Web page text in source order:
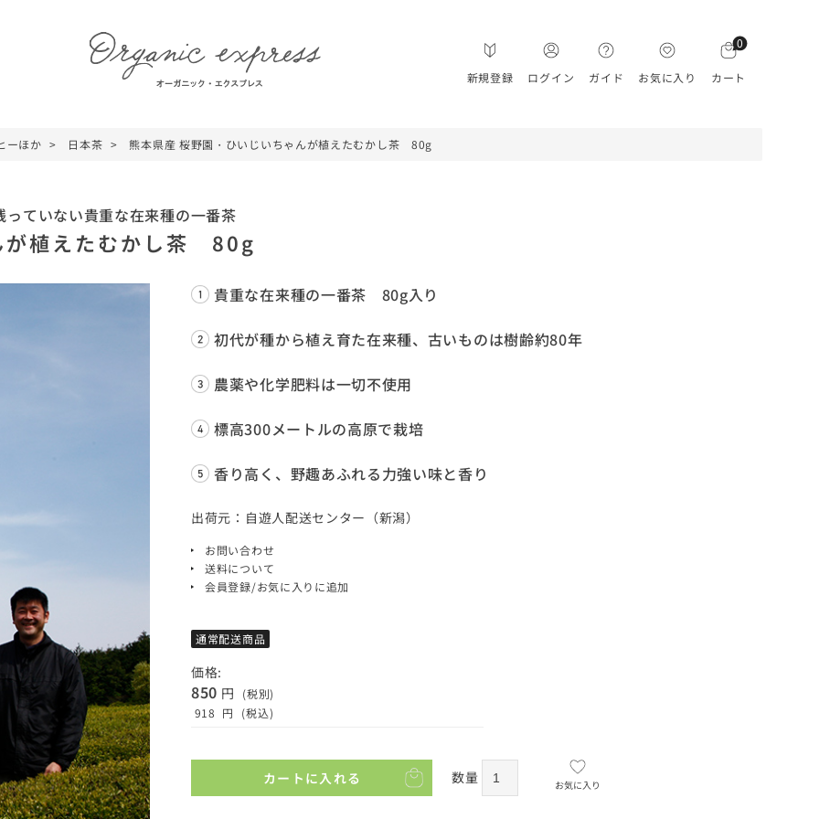
新規登録 ログイン ガイド お気に入り
0
カート
ーほか 日本茶 熊本県産 桜野園・ひいじいちゃんが植えたむかし茶 80g
ていない貴重な在来種の一番茶
が植えたむかし茶 80g
貴重な在来種の一番茶 80g入り
初代が種から植え育た在来種、古いものは樹齢約80年
農薬や化学肥料は一切不使用
標高300メートルの高原で栽培
香り高く、野趣あふれる力強い味と香り
出荷元：自遊人配送センター（新潟）
お問い合わせ
送料について
会員登録/お気に入りに追加
通常配送商品
価格:
850 円
(税別)
918 円 (税込)
数量
カートに入れる お気に入り